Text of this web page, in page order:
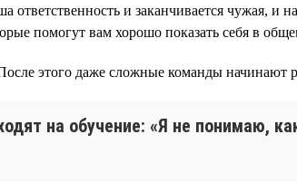
ответственность и заканчивается чужая,
помогут вам хорошо показать себя в
этого даже сложные команды начинают
на обучение: «Я не понимаю,